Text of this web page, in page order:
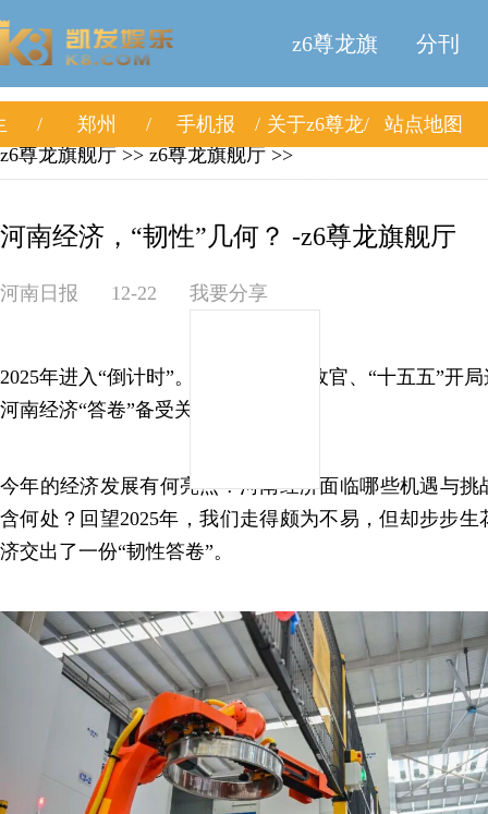
z6尊龙旗
舰厅
分刊
郑州 手机报 关于z6尊龙
站点地图
z6尊龙旗舰厅 >> z6尊龙旗舰厅 >>
河南经济，“韧性”几何？ -z6尊龙旗舰厅
河南日报 12-22 我要分享
2025年进入“倒计时”。站在“十四五”收官、“十五五”开
河南经济“答卷”备受关注。
今年的经济发展有何亮点？河南经济面临哪些机遇与
含何处？回望2025年，我们走得颇为不易，但却步步
济交出了一份“韧性答卷”。